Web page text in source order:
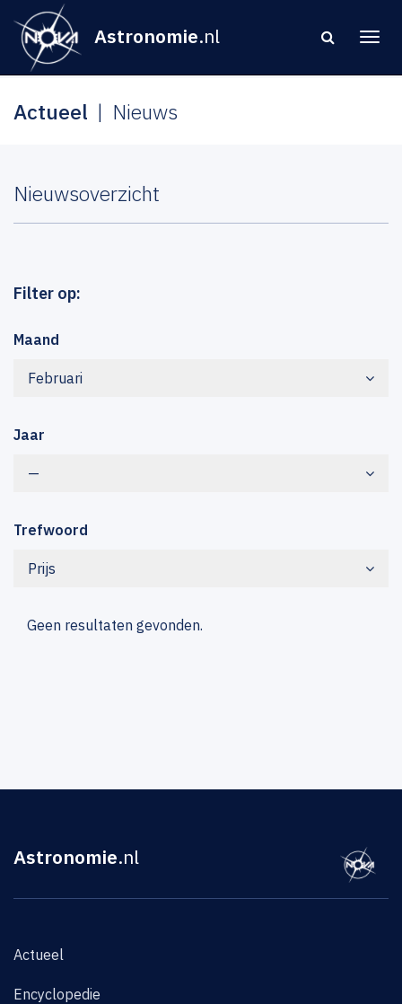
Astronomie.nl
Actueel Nieuws
Nieuwsoverzicht
Filter op:
Maand
Februari
Jaar
—
Trefwoord
Prijs
Geen resultaten gevonden.
Astronomie.nl
Actueel
Encyclopedie